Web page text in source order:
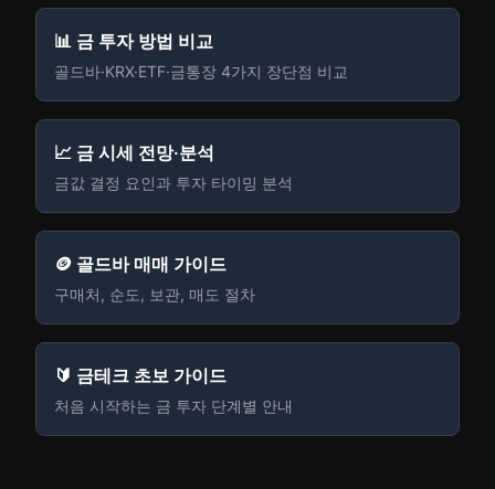
📊 금 투자 방법 비교
골드바·KRX·ETF·금통장 4가지 장단점 비교
📈 금 시세 전망·분석
금값 결정 요인과 투자 타이밍 분석
🪙 골드바 매매 가이드
구매처, 순도, 보관, 매도 절차
🔰 금테크 초보 가이드
처음 시작하는 금 투자 단계별 안내